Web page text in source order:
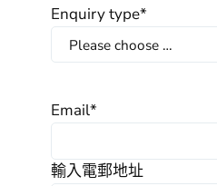
Enquiry type*
Email*
輸入電郵地址